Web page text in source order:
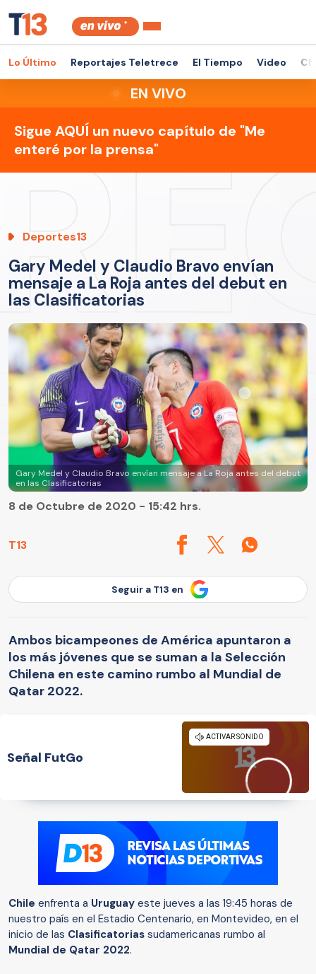
Lo Último Reportajes Teletrece El Tiempo Video
EN VIVO
Sigue AQUÍ un nuevo capítulo de "Me
enteré por la prensa"
Deportes13
Gary Medel y Claudio Bravo envían
mensaje a La Roja antes del debut en
las Clasificatorias
Gary Medel y Claudio Bravo envían mensaje a La Roja antes del debut
en las Clasificatorias
T13
8 de Octubre de 2020 - 15:42 hrs.
Seguir a T13 en
Ambos bicampeones de América apuntaron a
los más jóvenes que se suman a la Selección
Chilena en este camino rumbo al Mundial de
Qatar 2022.
Señal FutGo
Chile enfrenta a Uruguay este jueves a las 19:45 horas de
nuestro país en el Estadio Centenario, en Montevideo, en el
inicio de las Clasificatorias sudamericanas rumbo al
Mundial de Qatar 2022.